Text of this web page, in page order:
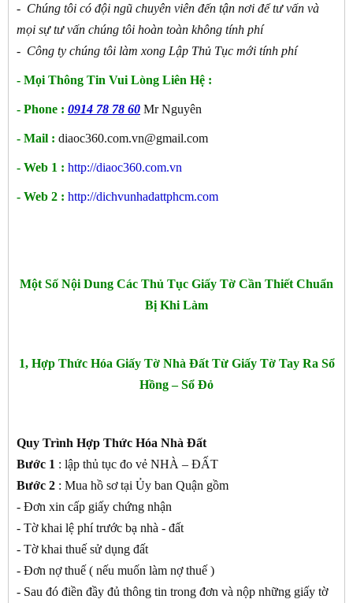
- Chúng tôi có đội ngũ chuyên viên đến tận nơi để tư vấn và
mọi sự tư vấn chúng tôi hoàn toàn không tính phí
- Công ty chúng tôi làm xong Lập Thủ Tục mới tính phí
- Mọi Thông Tin Vui Lòng Liên Hệ :
- Phone : 0914 78 78 60 Mr Nguyên
- Mail : diaoc360.com.vn@gmail.com
- Web 1 : http://diaoc360.com.vn
- Web 2 : http://dichvunhadattphcm.com
Một Số Nội Dung Các Thủ Tục Giấy Tờ Cần Thiết Chuẩn
Bị Khi Làm
1, Hợp Thức Hóa Giấy Tờ Nhà Đất Từ Giấy Tờ Tay Ra Sổ
Hồng – Sổ Đỏ
Quy Trình Hợp Thức Hóa Nhà Đất
Bước 1 : lập thủ tục đo vẻ NHÀ – ĐẤT
Bước 2 : Mua hồ sơ tại Ủy ban Quận gồm
- Đơn xin cấp giấy chứng nhận
- Tờ khai lệ phí trước bạ nhà - đất
- Tờ khai thuế sử dụng đất
- Đơn nợ thuế ( nếu muốn làm nợ thuế )
- Sau đó điền đầy đủ thông tin trong đơn và nộp những giấy tờ